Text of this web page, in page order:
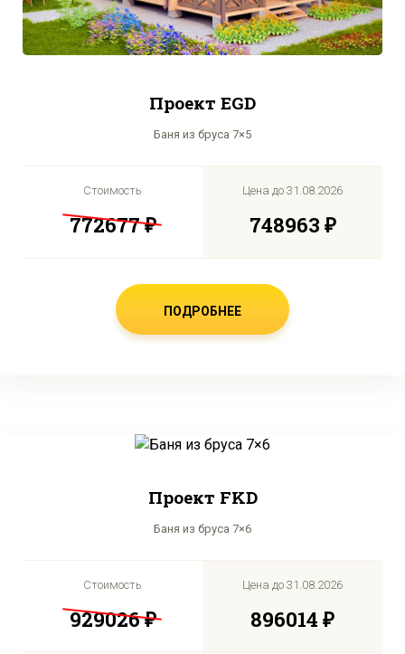
Проект EGD
Баня из бруса 7×5
Стоимость
772677 ₽
Цена до 31.08.2026
748963 ₽
ПОДРОБНЕЕ
Проект FKD
Баня из бруса 7×6
Стоимость
929026 ₽
Цена до 31.08.2026
896014 ₽